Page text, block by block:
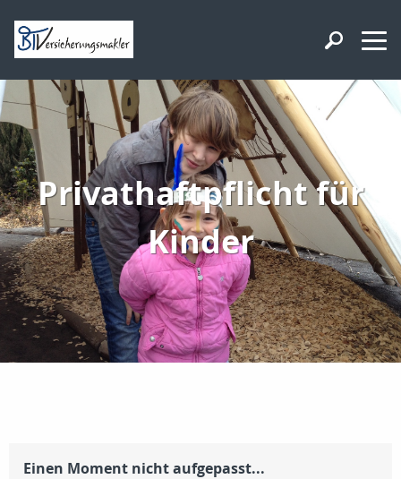
Privathaftpflicht für
Kinder
Einen Moment nicht aufgepasst...